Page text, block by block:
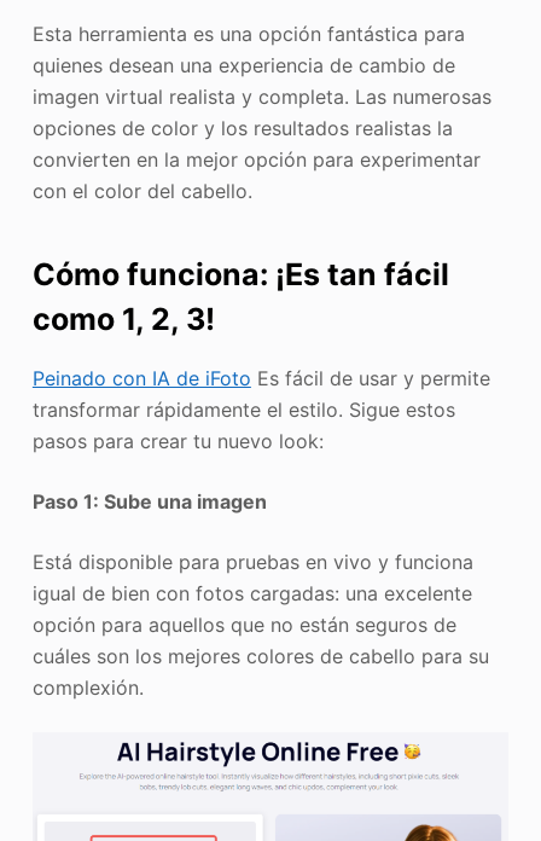
Esta herramienta es una opción fantástica para
quienes desean una experiencia de cambio de
imagen virtual realista y completa. Las numerosas
opciones de color y los resultados realistas la
convierten en la mejor opción para experimentar
con el color del cabello.
Cómo funciona: ¡Es tan fácil
como 1, 2, 3!
Peinado con IA de iFoto Es fácil de usar y permite
transformar rápidamente el estilo. Sigue estos
pasos para crear tu nuevo look:
Paso 1: Sube una imagen
Está disponible para pruebas en vivo y funciona
igual de bien con fotos cargadas: una excelente
opción para aquellos que no están seguros de
cuáles son los mejores colores de cabello para su
complexión.